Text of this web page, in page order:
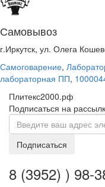
Самовывоз
г.Иркутск, ул. Олега
Самоговарение,
лабораторная ПП,
Плитекс2000.рф
Подписаться на
Подписаться
8 (3952) ) 98-